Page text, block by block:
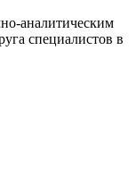
аналитическим
специалистов в